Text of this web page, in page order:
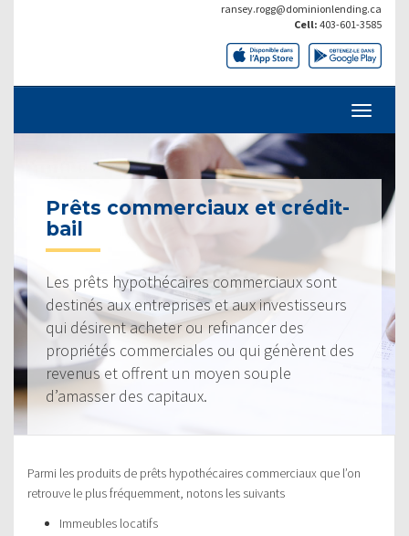
ransey.rogg@dominionlending.ca
Cell: 403-601-3585
Prêts commerciaux et crédit-
bail
Les prêts hypothécaires commerciaux sont
destinés aux entreprises et aux investisseurs
qui désirent acheter ou refinancer des
propriétés commerciales ou qui génèrent des
revenus et offrent un moyen souple
d’amasser des capitaux.
Parmi les produits de prêts hypothécaires commerciaux que l’on
retrouve le plus fréquemment, notons les suivants
Immeubles locatifs